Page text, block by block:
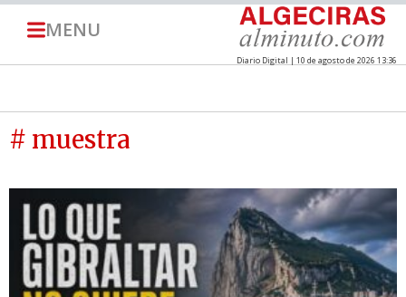
MENU
Diario Digital | 10 de agosto de 2026 13:36
# muestra